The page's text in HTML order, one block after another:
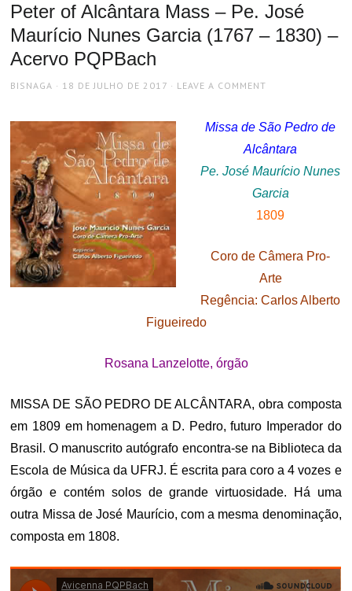
Peter of Alcântara Mass – Pe. José
Maurício Nunes Garcia (1767 – 1830) –
Acervo PQPBach
AUTHOR
BISNAGA
POSTED
18 DE JULHO DE 2017 LEAVE A COMMENT
Missa de São Pedro de
Alcântara
Pe. José Maurício Nunes
Garcia
1809
Coro de Câmera Pro-
Arte
Regência: Carlos Alberto
Figueiredo
Rosana Lanzelotte, órgão
MISSA DE SÃO PEDRO DE ALCÂNTARA, obra composta
em 1809 em homenagem a D. Pedro, futuro Imperador do
Brasil. O manuscrito autógrafo encontra-se na Biblioteca da
Escola de Música da UFRJ. É escrita para coro a 4 vozes e
órgão e contém solos de grande virtuosidade. Há uma
outra Missa de José Maurício, com a mesma denominação,
composta em 1808.